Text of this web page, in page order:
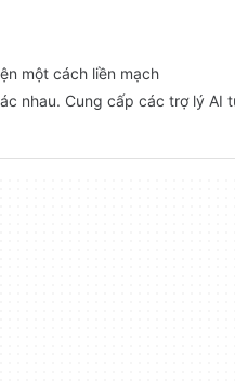
một cách liền mạch
nhau. Cung cấp các trợ lý AI